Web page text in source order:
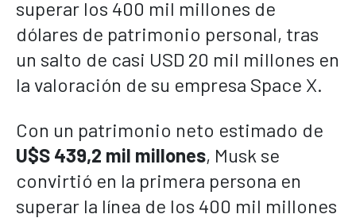
superar los 400 mil millones de
dólares de patrimonio personal, tras
un salto de casi USD 20 mil millones en
la valoración de su empresa Space X.
Con un patrimonio neto estimado de
U$S 439,2 mil millones, Musk se
convirtió en la primera persona en
superar la línea de los 400 mil millones